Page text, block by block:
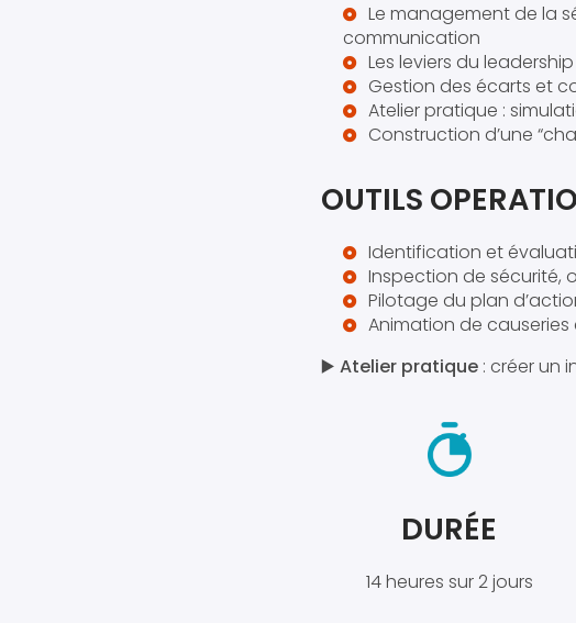
Le management de la
communication
Les leviers du
Gestion des écarts et
Atelier pratique :
Construction d’une
OUTILS
Identification et
Inspection de sécurité,
Pilotage du plan
Animation de
▶️ Atelier pratique : créer un
DURÉE
14 heures sur 2 jours